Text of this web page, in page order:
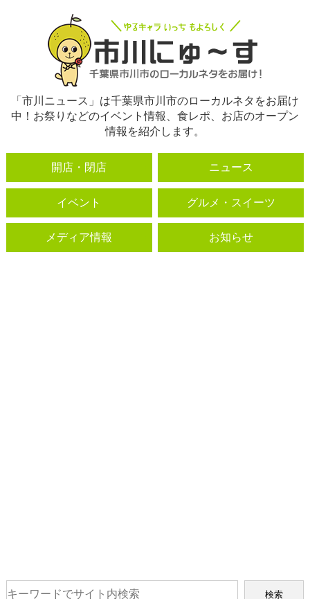
「市川ニュース」は千葉県市川市のローカルネタをお届け
中！お祭りなどのイベント情報、食レポ、お店のオープン
情報を紹介します。
開店・閉店 ニュース
イベント グルメ・スイーツ
メディア情報 お知らせ